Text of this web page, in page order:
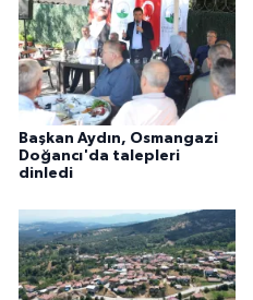
Başkan Aydın, Osmangazi
Doğancı'da talepleri
dinledi